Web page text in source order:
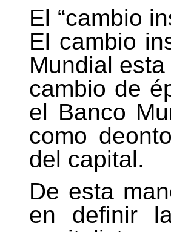
El “cambio
El cambio
Mundial
cambio de
el Banco
como
del capital.
De esta
en definir